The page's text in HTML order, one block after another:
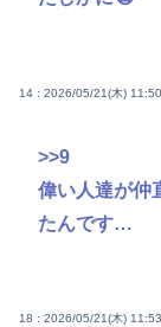
14 : 2026/05/21(木)
>>9
偉い人達が仲
たんです…
18 : 2026/05/21(木)